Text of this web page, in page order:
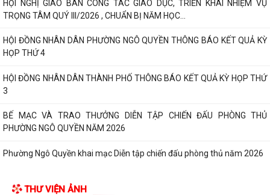
HỘI NGHỊ GIAO BAN CÔNG TÁC GIÁO DỤC, TRIỂN KHAI NHIỆM VỤ
TRỌNG TÂM QUÝ III/2026 , CHUẨN BỊ NĂM HỌC...
HỘI ĐỒNG NHÂN DÂN PHƯỜNG NGÔ QUYỀN THÔNG BÁO KẾT QUẢ KỲ
HỌP THỨ 4
HỘI ĐỒNG NHÂN DÂN THÀNH PHỐ THÔNG BÁO KẾT QUẢ KỲ HỌP THỨ
3
BẾ MẠC VÀ TRAO THƯỞNG DIỄN TẬP CHIẾN ĐẤU PHÒNG THỦ
PHƯỜNG NGÔ QUYỀN NĂM 2026
Phường Ngô Quyền khai mạc Diễn tập chiến đấu phòng thủ năm 2026
THƯ TRI ÂN GIA ĐÌNH CÁC ANH HÙNG LIỆT...
THƯ VIỆN ẢNH